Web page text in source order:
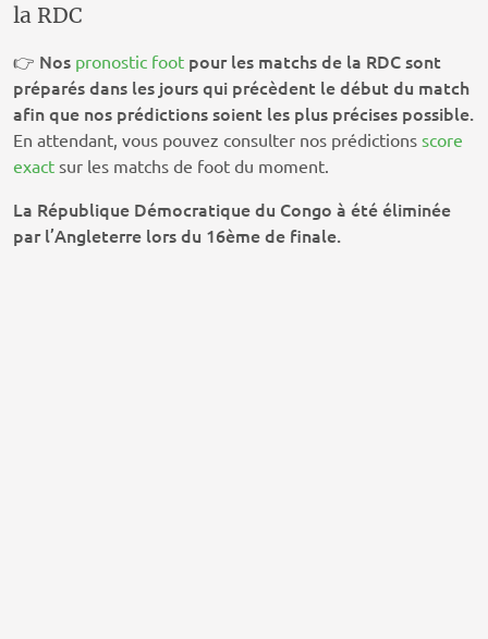
la RDC
👉 Nos pronostic foot pour les matchs de la RDC sont
préparés dans les jours qui précèdent le début du match
afin que nos prédictions soient les plus précises possible.
En attendant, vous pouvez consulter nos prédictions score
exact sur les matchs de foot du moment.
La République Démocratique du Congo à été éliminée
par l’Angleterre lors du 16ème de finale.